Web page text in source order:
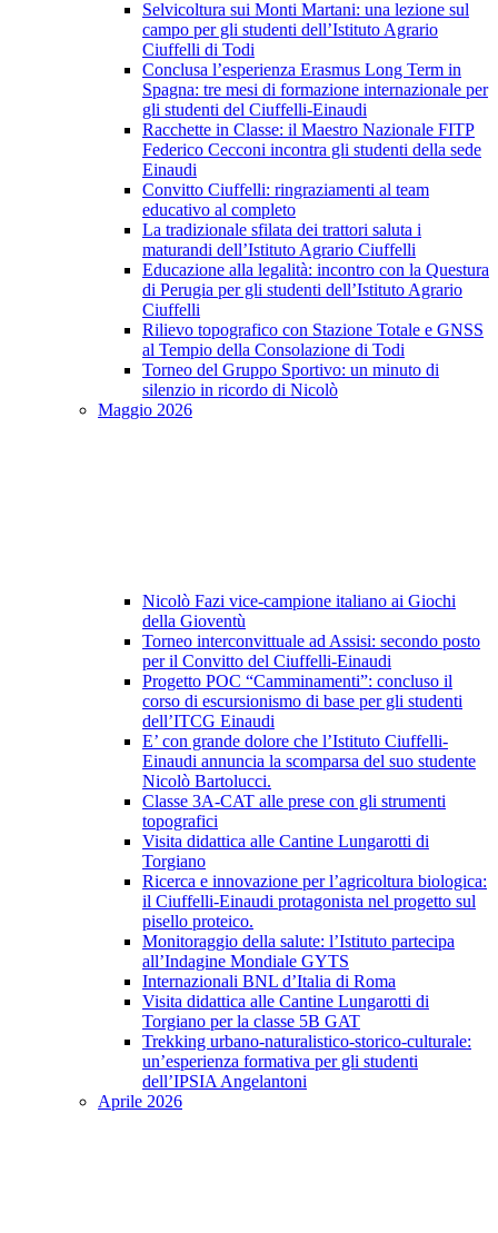
Selvicoltura sui Monti Martani: una lezione sul
campo per gli studenti dell’Istituto Agrario
Ciuffelli di Todi
Conclusa l’esperienza Erasmus Long Term in
Spagna: tre mesi di formazione internazionale per
gli studenti del Ciuffelli-Einaudi
Racchette in Classe: il Maestro Nazionale FITP
Federico Cecconi incontra gli studenti della sede
Einaudi
Convitto Ciuffelli: ringraziamenti al team
educativo al completo
La tradizionale sfilata dei trattori saluta i
maturandi dell’Istituto Agrario Ciuffelli
Educazione alla legalità: incontro con la Questura
di Perugia per gli studenti dell’Istituto Agrario
Ciuffelli
Rilievo topografico con Stazione Totale e GNSS
al Tempio della Consolazione di Todi
Torneo del Gruppo Sportivo: un minuto di
silenzio in ricordo di Nicolò
Maggio 2026
Nicolò Fazi vice-campione italiano ai Giochi
della Gioventù
Torneo interconvittuale ad Assisi: secondo posto
per il Convitto del Ciuffelli-Einaudi
Progetto POC “Camminamenti”: concluso il
corso di escursionismo di base per gli studenti
dell’ITCG Einaudi
E’ con grande dolore che l’Istituto Ciuffelli-
Einaudi annuncia la scomparsa del suo studente
Nicolò Bartolucci.
Classe 3A-CAT alle prese con gli strumenti
topografici
Visita didattica alle Cantine Lungarotti di
Torgiano
Ricerca e innovazione per l’agricoltura biologica:
il Ciuffelli-Einaudi protagonista nel progetto sul
pisello proteico.
Monitoraggio della salute: l’Istituto partecipa
all’Indagine Mondiale GYTS
Internazionali BNL d’Italia di Roma
Visita didattica alle Cantine Lungarotti di
Torgiano per la classe 5B GAT
Trekking urbano-naturalistico-storico-culturale:
un’esperienza formativa per gli studenti
dell’IPSIA Angelantoni
Aprile 2026